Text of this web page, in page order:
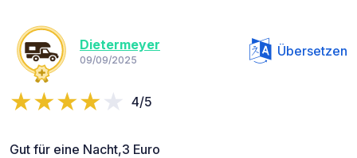
Dietermeyer
09/09/2025
Übersetzen
4/5
Gut für eine Nacht,3 Euro